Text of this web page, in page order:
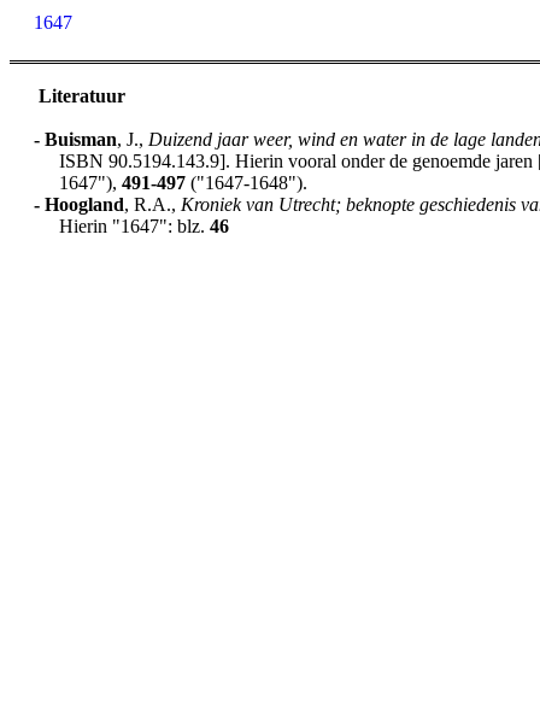
1647
Literatuur
- Buisman, J., Duizend jaar weer, wind en water in de lage
ISBN 90.5194.143.9]. Hierin vooral onder de genoemde
1647"),491-497 ("1647-1648").
- Hoogland, R.A., Kroniek van Utrecht; beknopte geschiedenis
Hierin "1647": blz.46